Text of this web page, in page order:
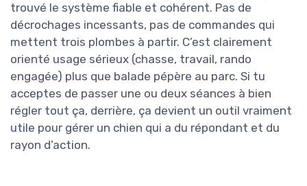
trouvé le système fiable et cohérent. Pas de
décrochages incessants, pas de commandes qui
mettent trois plombes à partir. C’est clairement
orienté usage sérieux (chasse, travail, rando
engagée) plus que balade pépère au parc. Si tu
acceptes de passer une ou deux séances à bien
régler tout ça, derrière, ça devient un outil vraiment
utile pour gérer un chien qui a du répondant et du
rayon d’action.